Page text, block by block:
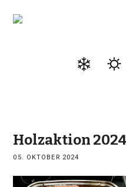
Holzaktion 2024
05. OKTOBER 2024